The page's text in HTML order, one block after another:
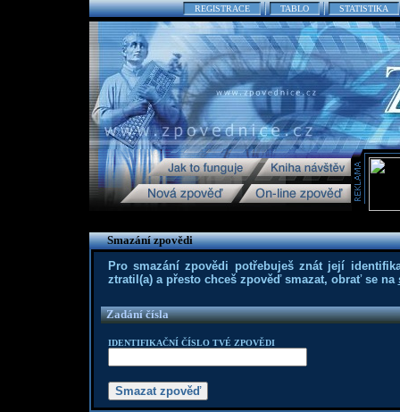
REGISTRACE TABLO STATISTIKA
Smazání zpovědi
Pro smazání zpovědi potřebuješ znát její
ztratil(a) a přesto chceš zpověď smazat, obrať se na
Zadání čísla
IDENTIFIKAČNÍ ČÍSLO TVÉ ZPOVĚDI